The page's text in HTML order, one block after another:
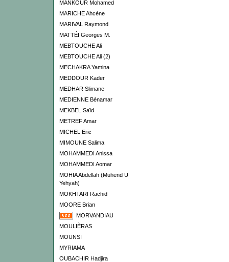
MANKOUR Mohamed
MARICHE Ahcène
MARIVAL Raymond
MATTÉÏ Georges M.
MEBTOUCHE Ali
MEBTOUCHE Ali (2)
MECHAKRA Yamina
MEDDOUR Kader
MEDHAR Slimane
MEDIENNE Bénamar
MEKBEL Saïd
METREF Amar
MICHEL Eric
MIMOUNE Salima
MOHAMMEDI Anissa
MOHAMMEDI Aomar
MOHIA Abdellah (Muhend U
Yehyah)
MOKHTARI Rachid
MOORE Brian
MORVANDIAU
MOULIÈRAS
MOUNSI
MYRIAMA
OUBACHIR Hadjira